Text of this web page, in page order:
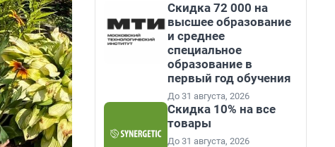
Скидка 72 000 на
высшее образование
и среднее
специальное
образование в
первый год обучения
До 31 августа, 2026
Скидка 10% на все
товары
До 31 августа, 2026